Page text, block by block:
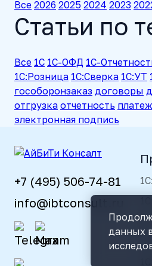
Все 2026 2025 2024 2023
Статьи по
Все 1С 1С-ОФД 1С-
1С:Розница 1С:Сверка 1С:УТ
гособоронзаказ договоры
отгрузка отчетность
электронная подпись
+7 (495) 506-74-81
info@ibtconsult.ru
данных